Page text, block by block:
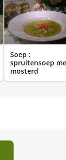
Soep :
spruitensoep
mosterd